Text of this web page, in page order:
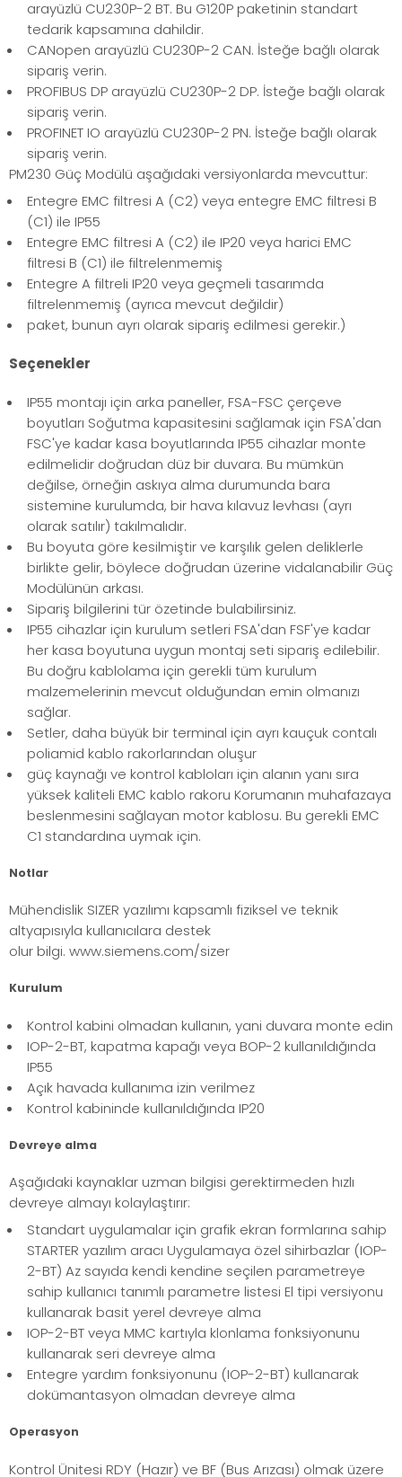
arayüzlü CU230P-2 BT. Bu G120P paketinin standart
tedarik kapsamına dahildir.
CANopen arayüzlü CU230P-2 CAN. İsteğe bağlı olarak
sipariş verin.
PROFIBUS DP arayüzlü CU230P-2 DP. İsteğe bağlı olarak
sipariş verin.
PROFINET IO arayüzlü CU230P-2 PN. İsteğe bağlı olarak
sipariş verin.
PM230 Güç Modülü aşağıdaki versiyonlarda mevcuttur:
Entegre EMC filtresi A (C2) veya entegre EMC filtresi B
(C1) ile IP55
Entegre EMC filtresi A (C2) ile IP20 veya harici EMC
filtresi B (C1) ile filtrelenmemiş
Entegre A filtreli IP20 veya geçmeli tasarımda
filtrelenmemiş (ayrıca mevcut değildir)
paket, bunun ayrı olarak sipariş edilmesi gerekir.)
Seçenekler
IP55 montajı için arka paneller, FSA-FSC çerçeve
boyutları Soğutma kapasitesini sağlamak için FSA'dan
FSC'ye kadar kasa boyutlarında IP55 cihazlar monte
edilmelidir doğrudan düz bir duvara. Bu mümkün
değilse, örneğin askıya alma durumunda bara
sistemine kurulumda, bir hava kılavuz levhası (ayrı
olarak satılır) takılmalıdır.
Bu boyuta göre kesilmiştir ve karşılık gelen deliklerle
birlikte gelir, böylece doğrudan üzerine vidalanabilir Güç
Modülünün arkası.
Sipariş bilgilerini tür özetinde bulabilirsiniz.
IP55 cihazlar için kurulum setleri FSA'dan FSF'ye kadar
her kasa boyutuna uygun montaj seti sipariş edilebilir.
Bu doğru kablolama için gerekli tüm kurulum
malzemelerinin mevcut olduğundan emin olmanızı
sağlar.
Setler, daha büyük bir terminal için ayrı kauçuk contalı
poliamid kablo rakorlarından oluşur
güç kaynağı ve kontrol kabloları için alanın yanı sıra
yüksek kaliteli EMC kablo rakoru Korumanın muhafazaya
beslenmesini sağlayan motor kablosu. Bu gerekli EMC
C1 standardına uymak için.
Notlar
Mühendislik SIZER yazılımı kapsamlı fiziksel ve teknik
altyapısıyla kullanıcılara destek
olur bilgi. www.siemens.com/sizer
Kurulum
Kontrol kabini olmadan kullanın, yani duvara monte edin
IOP-2-BT, kapatma kapağı veya BOP-2 kullanıldığında
IP55
Açık havada kullanıma izin verilmez
Kontrol kabininde kullanıldığında IP20
Devreye alma
Aşağıdaki kaynaklar uzman bilgisi gerektirmeden hızlı
devreye almayı kolaylaştırır:
Standart uygulamalar için grafik ekran formlarına sahip
STARTER yazılım aracı Uygulamaya özel sihirbazlar (IOP-
2-BT) Az sayıda kendi kendine seçilen parametreye
sahip kullanıcı tanımlı parametre listesi El tipi versiyonu
kullanarak basit yerel devreye alma
IOP-2-BT veya MMC kartıyla klonlama fonksiyonunu
kullanarak seri devreye alma
Entegre yardım fonksiyonunu (IOP-2-BT) kullanarak
dokümantasyon olmadan devreye alma
Operasyon
Kontrol Ünitesi RDY (Hazır) ve BF (Bus Arızası) olmak üzere